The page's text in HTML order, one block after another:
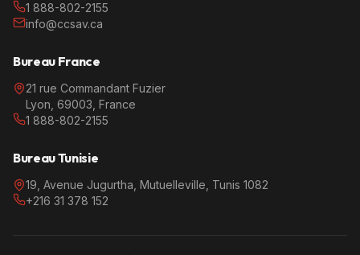
1 888-802-2155
info@ccsav.ca
Bureau France
21 rue Commandant Fuzier
Lyon, 69003, France
1 888-802-2155
Bureau Tunisie
19, Avenue Jugurtha, Mutuelleville, Tunis 1082
+216 31 378 152